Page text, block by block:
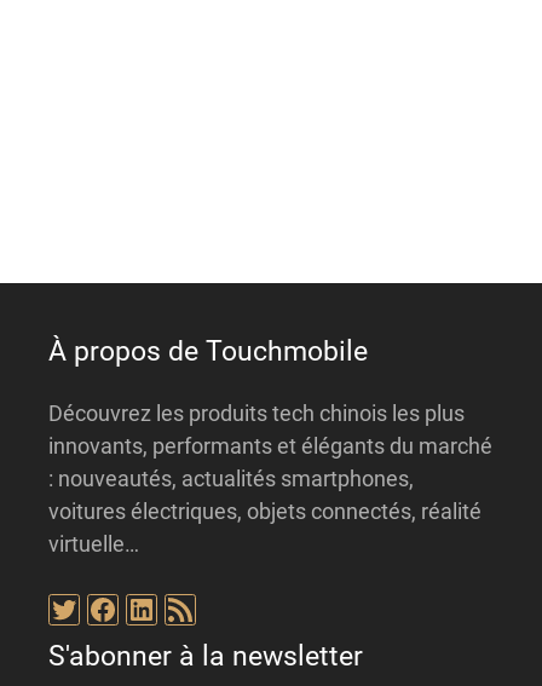
À propos de Touchmobile
Découvrez les produits tech chinois les plus
innovants, performants et élégants du marché
: nouveautés, actualités smartphones,
voitures électriques, objets connectés, réalité
virtuelle…
Twitter
Facebook
LinkedIn
Flux RSS
S'abonner à la newsletter